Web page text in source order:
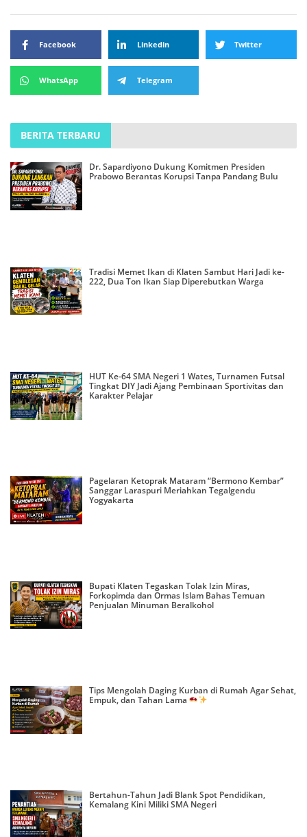
Facebook Linkedin Twitter
WhatsApp Telegram
BERITA TERBARU
Dr. Sapardiyono Dukung Komitmen Presiden
Prabowo Berantas Korupsi Tanpa Pandang Bulu
Tradisi Memet Ikan di Klaten Sambut Hari Jadi ke-
222, Dua Ton Ikan Siap Diperebutkan Warga
HUT Ke-64 SMA Negeri 1 Wates, Turnamen Futsal
Tingkat DIY Jadi Ajang Pembinaan Sportivitas dan
Karakter Pelajar
Pagelaran Ketoprak Mataram “Bermono Kembar”
Sanggar Laraspuri Meriahkan Tegalgendu
Yogyakarta
Bupati Klaten Tegaskan Tolak Izin Miras,
Forkopimda dan Ormas Islam Bahas Temuan
Penjualan Minuman Beralkohol
Tips Mengolah Daging Kurban di Rumah Agar Sehat,
Empuk, dan Tahan Lama
Bertahun-Tahun Jadi Blank Spot Pendidikan,
Kemalang Kini Miliki SMA Negeri